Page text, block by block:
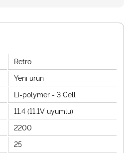
Retro
Yeni ürün
Li-polymer - 3 Cell
11.4 (11.1V uyumlu)
2200
25